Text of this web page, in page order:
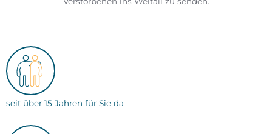
seit über 15 Jahren für Sie da